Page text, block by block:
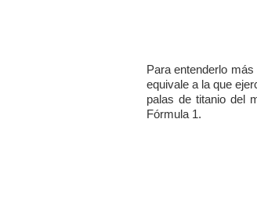
Para entenderlo
equivale a la que
palas de titanio del
Fórmula 1.